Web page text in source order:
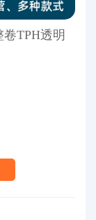
TPH透明